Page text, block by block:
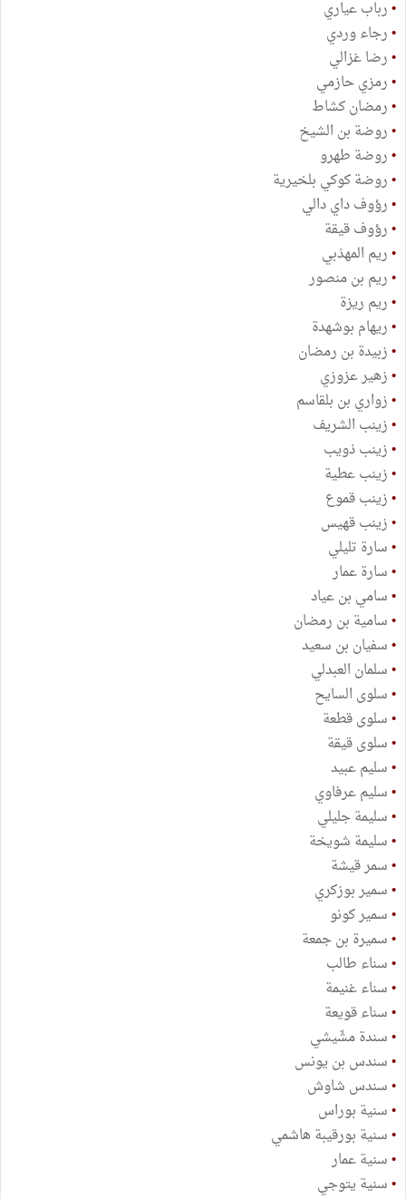
•رباب عياري
•رجاء وردي
•رضا غزالي
•رمزي حازمي
•رمضان كشاط
•روضة بن الشيخ
•روضة طهرو
•روضة كوكي بلخيرية
•رؤوف داي دالي
•رؤوف قيقة
•ريم المهذبي
•ريم بن منصور
•ريم ريزة
•ريهام بوشهدة
•زبيدة بن رمضان
•زهير عزوزي
•زواري بن بلقاسم
•زينب الشريف
•زينب ذويب
•زينب عطية
•زينب قموع
•زينب قهيس
•سارة تليلي
•سارة عمار
•سامي بن عياد
•سامية بن رمضان
•سفيان بن سعيد
•سلمان العبدلي
•سلوى السايح
•سلوى قطعة
•سلوى قيقة
•سليم عبيد
•سليم عرفاوي
•سليمة جليلي
•سليمة شويخة
•سمر قيشة
•سمير بوزكري
•سمير كونو
•سميرة بن جمعة
•سناء طالب
•سناء غنيمة
•سناء قويعة
•سندة مشّيشي
•سندس بن يونس
•سندس شاوش
•سنية بوراس
•سنية بورقيبة هاشمي
•سنية عمار
•سنية يتوجي